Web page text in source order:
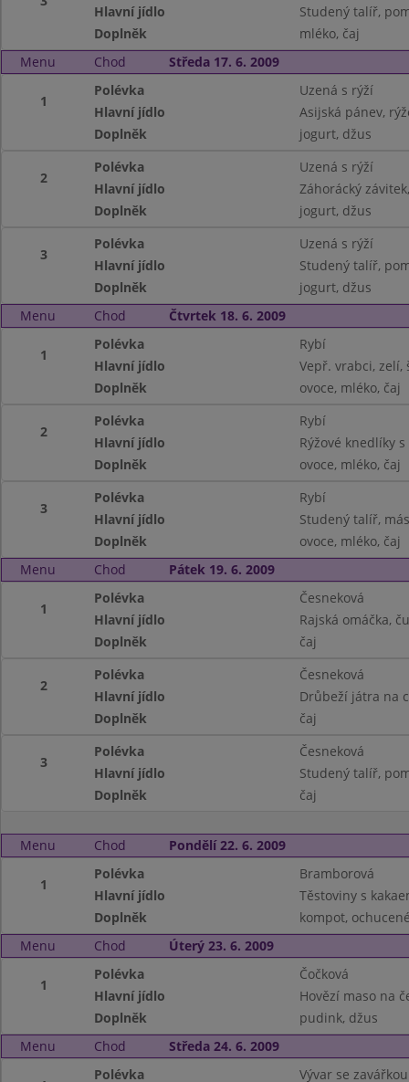
Hlavní jídlo
Studený talíř,
Doplněk
mléko, čaj
Menu
Chod Středa 17. 6. 2009
1
Polévka
Uzená s rýží
Hlavní jídlo
Asijská pánev,
Doplněk
jogurt, džus
2
Polévka
Uzená s rýží
Hlavní jídlo
Záhorácký
Doplněk
jogurt, džus
3
Polévka
Uzená s rýží
Hlavní jídlo
Studený talíř,
Doplněk
jogurt, džus
Menu
Chod Čtvrtek 18. 6. 2009
1
Polévka
Rybí
Hlavní jídlo
Vepř. vrabci, zelí,
Doplněk
ovoce, mléko, čaj
2
Polévka
Rybí
Hlavní jídlo
Rýžové knedlíky
Doplněk
ovoce, mléko, čaj
3
Polévka
Rybí
Hlavní jídlo
Studený talíř,
Doplněk
ovoce, mléko, čaj
Menu
Chod Pátek 19. 6. 2009
1
Polévka
Česneková
Hlavní jídlo
Rajská omáčka,
Doplněk
čaj
2
Polévka
Česneková
Hlavní jídlo
Drůbeží játra na
Doplněk
čaj
3
Polévka
Česneková
Hlavní jídlo
Studený talíř,
Doplněk
čaj
Menu Chod Pondělí 22. 6. 2009
1
Polévka
Bramborová
Hlavní jídlo
Těstoviny s
Doplněk
kompot,
Menu
Chod Úterý 23. 6. 2009
1
Polévka
Čočková
Hlavní jídlo
Hovězí maso na
Doplněk
pudink, džus
Menu
Chod Středa 24. 6. 2009
Polévka
Vývar se zavářkou